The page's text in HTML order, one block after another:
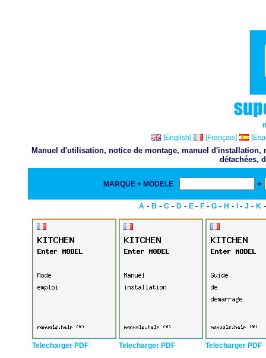
[English]
[Français]
Manuel d'utilisation, notice de montage, manuel
détachées,
MARQUE + MODELE +
A - B - C - D - E - F - G - H - - J - K
Telecharger PDF Telecharger PDF Telecharger PDF